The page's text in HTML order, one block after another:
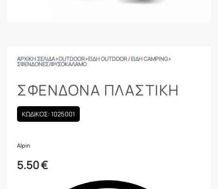
ΑΡΧΙΚΉ ΣΕΛΊΔΑ›OUTDOOR›ΕΙΔΗ OUTDOOR / ΕΙΔΗ CAMPING›
ΣΦΕΝΔΌΝΕΣ/ΦΥΣΟΚΆΛΑΜΟ
ΣΦΕΝΔΟΝΑ ΠΛΑΣΤΙΚΗ
ΚΩΔΙΚΟΣ: 1025001
Alpin
5.50€